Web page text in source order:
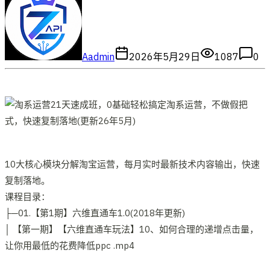
Aadmin 2026年5月29日 1087 0
10大核心模块分解淘宝运营，每月实时最新技术内容输出，快速
复制落地。
课程目录：
├─01.【第1期】六维直通车1.0(2018年更新)
│ 【第一期】【六维直通车玩法】10、如何合理的递增点击量，
让你用最低的花费降低ppc .mp4